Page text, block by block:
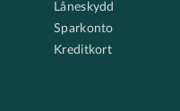
Låneskydd
Sparkonto
Kreditkort